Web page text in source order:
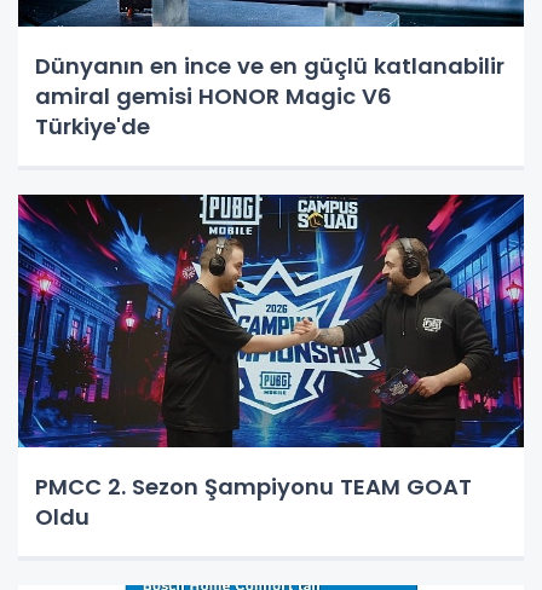
Dünyanın en ince ve en güçlü katlanabilir
amiral gemisi HONOR Magic V6
Türkiye'de
PMCC 2. Sezon Şampiyonu TEAM GOAT
Oldu